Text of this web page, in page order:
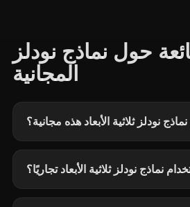
حول نماذج نودلز
المجانية
نودلز ثلاثية الأبعاد هذه مجانية؟
نماذج نودلز ثلاثية الأبعاد تجاريًا؟